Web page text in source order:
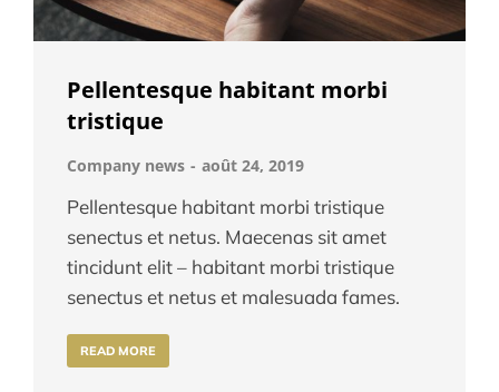
Pellentesque habitant morbi
tristique
Company news août 24, 2019
Pellentesque habitant morbi tristique
senectus et netus. Maecenas sit amet
tincidunt elit – habitant morbi tristique
senectus et netus et malesuada fames.
READ MORE